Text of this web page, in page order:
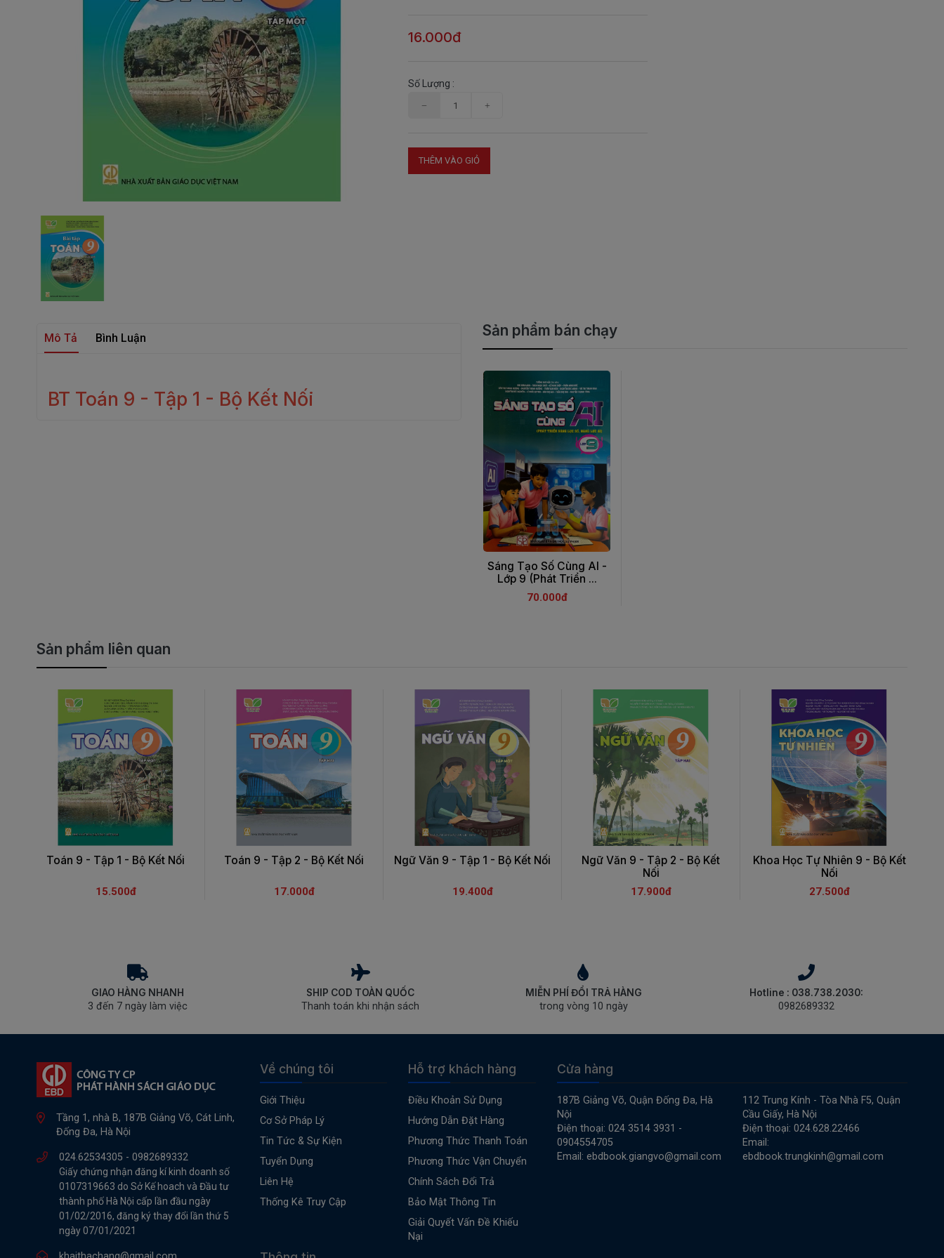
16.000đ
Số Lượng :
THÊM VÀO GIỎ
Mô Tả Bình Luận
BT Toán 9 - Tập 1 - Bộ Kết Nối
Sản phẩm bán chạy
Sáng Tạo Số Cùng AI -
Lớp 9 (Phát Triển ...
70.000đ
Sản phẩm liên quan
Toán 9 - Tập 1 - Bộ Kết Nối
15.500đ
Toán 9 - Tập 2 - Bộ Kết Nối
17.000đ
Ngữ Văn 9 - Tập 1 - Bộ Kết Nối
19.400đ
Ngữ Văn 9 - Tập 2 - Bộ Kết
Nối
17.900đ
Khoa Học Tự Nhiên 9 - Bộ Kết
Nối
27.500đ
GIAO HÀNG NHANH
3 đến 7 ngày làm việc
SHIP COD TOÀN QUỐC
Thanh toán khi nhận sách
MIỄN PHÍ ĐỔI TRẢ HÀNG
trong vòng 10 ngày
Hotline : 038.738.2030:
0982689332
Tầng 1, nhà B, 187B Giảng Võ, Cát Linh,
Đống Đa, Hà Nội
024.62534305 - 0982689332
Giấy chứng nhận đăng kí kinh doanh số
0107319663 do Sở Kế hoach và Đầu tư
thành phố Hà Nội cấp lần đầu ngày
01/02/2016, đăng ký thay đổi lần thứ 5
ngày 07/01/2021
Về chúng tôi
Giới Thiệu
Cơ Sở Pháp Lý
Tin Tức & Sự Kiện
Tuyển Dụng
Liên Hệ
Thống Kê Truy Cập
Hỗ trợ khách hàng
Điều Khoản Sử Dụng
Hướng Dẫn Đặt Hàng
Phương Thức Thanh Toán
Phương Thức Vận Chuyển
Chính Sách Đổi Trả
Bảo Mật Thông Tin
Giải Quyết Vấn Đề Khiếu
Nại
Cửa hàng
187B Giảng Võ, Quận Đống Đa, Hà
Nội
Điện thoại: 024 3514 3931 -
0904554705
Email: ebdbook.giangvo@gmail.com
112 Trung Kính - Tòa Nhà F5, Quận
Cầu Giấy, Hà Nội
Điện thoại: 024.628.22466
Email:
ebdbook.trungkinh@gmail.com